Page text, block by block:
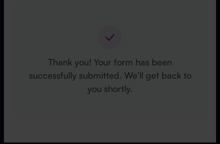
Thank you! Your form has been
successfully submitted. We’ll get back to
you shortly.